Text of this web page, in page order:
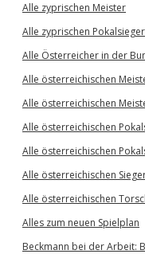
Alle zyprischen Meister
Alle zyprischen Pokalsieger
Alle Österreicher in der
Alle österreichischen
Alle österreichischen
Alle österreichischen
Alle österreichischen
Alle österreichischen
Alle österreichischen
Alles zum neuen Spielplan
Beckmann bei der Arbeit: